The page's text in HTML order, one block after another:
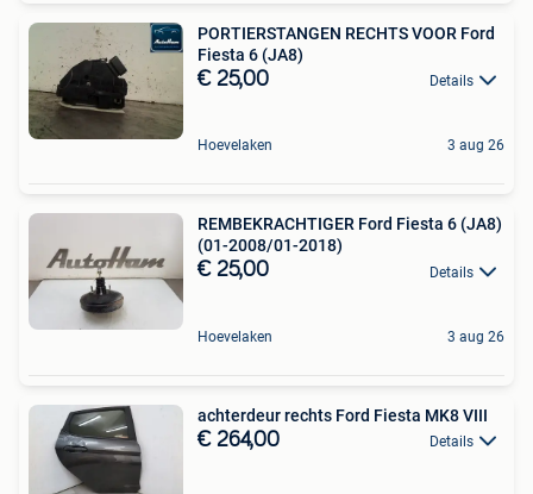
PORTIERSTANGEN RECHTS VOOR Ford
Fiesta 6 (JA8)
€ 25,00 Details
Hoevelaken 3 aug 26
REMBEKRACHTIGER Ford Fiesta 6 (JA8)
(01-2008/01-2018)
€ 25,00 Details
Hoevelaken 3 aug 26
achterdeur rechts Ford Fiesta MK8 VIII
€ 264,00 Details